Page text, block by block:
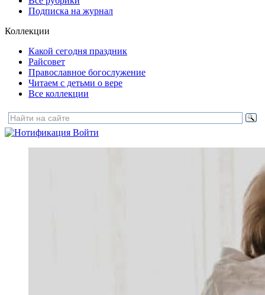
Подписка на журнал
Коллекции
Какой сегодня праздник
Райсовет
Православное богослужение
Читаем с детьми о вере
Все коллекции
Войти